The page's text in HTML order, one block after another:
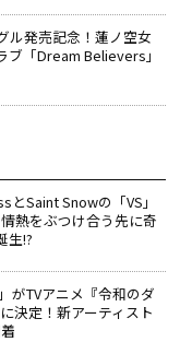
ル発売記念！蓮ノ空女
「Dream Believers」
とSaint Snowの「VS」
熱をぶつけ合う先に奇
生!?
がTVアニメ『令和のダ
決定！新アーティスト